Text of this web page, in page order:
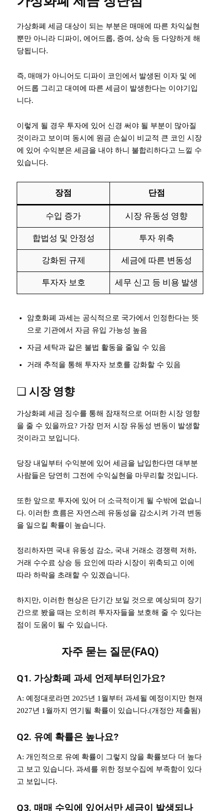
가상화폐 세금 대상이 되는 부분은 매매에 따른 차익실현
뿐만 아니라 디파이, 에어드롭, 증여, 상속 등 다양하게 해
당됩니다.
즉, 매매가 아니어도 디파이 코인에서 발생된 이자 및 에
어드롭 그리고 대여에 따른 세금이 발생한다는 이야기입
니다.
이렇게 될 경우 투자에 있어 신경 써야 될 부분이 많아질
것이라고 보이며 동시에 원금 손실이 비교적 큰 코인 시장
에 있어 수익분은 세금을 내야 하니 불합리하다고 느낄 수
있습니다.
장점 단점
수입 증가 시장 유동성 영향
합법성 및 안정성 투자 위축
강화된 규제 세금에 따른 변동성
투자자 보호 세무 신고 등 비용 발생
암호화폐 과세는 공식적으로 국가에서 인정한다는 뜻
으로 기관에서 자금 유입 가능성 높음
자금 세탁과 같은 불법 활동을 줄일 수 있음
거래 추적을 통해 투자자 보호를 강화할 수 있음
❏ 시장 영향
가상화폐 세금 징수를 통해 잠재적으로 어떠한 시장 영향
을 줄 수 있을까요? 가장 먼저 시장 유동성 변동이 발생할
것이라고 보입니다.
당장 내일부터 수익분에 있어 세금을 납입한다면 대부분
사람들은 당연히 그전에 수익실현을 마무리할 것입니다.
또한 앞으로 투자에 있어 더 소극적이게 될 수밖에 없습니
다. 이러한 흐름은 자연스레 유동성을 감소시켜 가격 변동
을 일으킬 확률이 높습니다.
정리하자면 국내 유동성 감소, 국내 거래소 경쟁력 저하,
거래 수수료 상승 등 요인에 따라 시장이 위축되고 이에
따라 하락을 초래할 수 있겠습니다.
하지만, 이러한 현상은 단기간 보일 것으로 예상되며 장기
간으로 봤을 때는 오히려 투자자들을 보호해 줄 수 있다는
점이 도움이 될 수 있습니다.
자주 묻는 질문(FAQ)
Q1. 가상화폐 과세 언제부터인가요?
A: 예정대로라면 2025년 1월부터 과세될 예정이지만 현재
2027년 1월까지 연기될 확률이 있습니다.(개정안 제출됨)
Q2. 유예 확률은 높나요?
A: 개인적으로 유예 확률이 그렇지 않을 확률보다 더 높다
고 보고 있습니다. 과세를 위한 정보수집에 부족함이 있다
고 보입니다.
Q3. 매매 수익에 있어서만 세금이 발생되나